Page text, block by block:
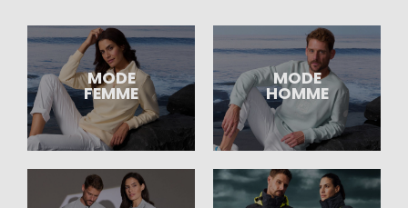
MODE
FEMME
MODE
HOMME